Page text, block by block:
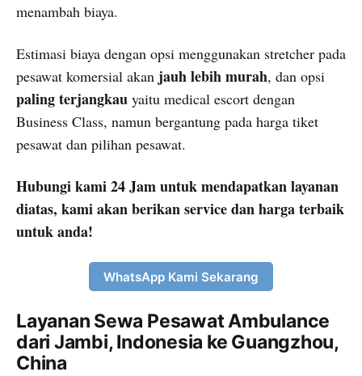
menambah biaya.
Estimasi biaya dengan opsi menggunakan stretcher pada
pesawat komersial akan jauh lebih murah, dan opsi
paling terjangkau yaitu medical escort dengan
Business Class, namun bergantung pada harga tiket
pesawat dan pilihan pesawat.
Hubungi kami 24 Jam untuk mendapatkan layanan
diatas, kami akan berikan service dan harga terbaik
untuk anda!
WhatsApp Kami Sekarang
Layanan Sewa Pesawat Ambulance
dari Jambi, Indonesia ke Guangzhou,
China